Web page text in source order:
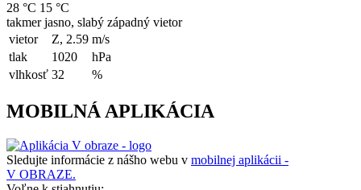
28 °C 15 °C
takmer jasno, slabý západný vietor
vietor
Z, 2.59 m/s
tlak
1020
hPa
vlhkosť 32 %
MOBILNÁ APLIKÁCIA
Sledujte informácie z nášho webu v mobilnej aplikácii -
V OBRAZE.